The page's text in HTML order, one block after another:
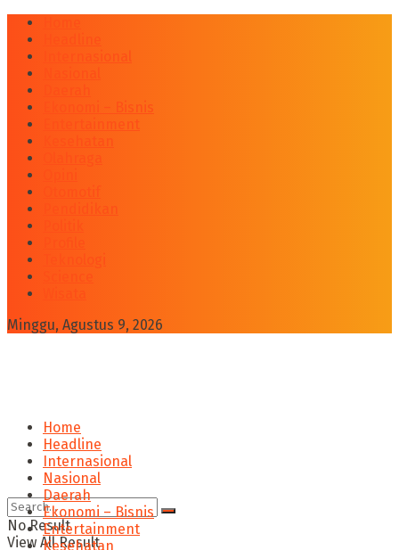
Internasional
Ekonomi – Bisnis
Entertainment
Minggu, Agustus 9, 2026
No Result
View All Result
Home
Headline
Internasional
Nasional
Daerah
Ekonomi – Bisnis
Entertainment
Kesehatan